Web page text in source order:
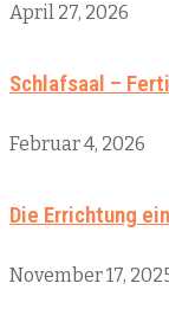
April 27, 2026
Schlafsaal –
Februar 4, 2026
Die Errichtung
November 17,